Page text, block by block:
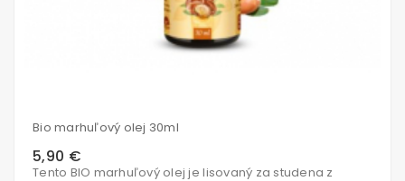
Bio marhuľový olej 30ml
5,90 €
Tento BIO marhuľový olej je lisovaný za studena z